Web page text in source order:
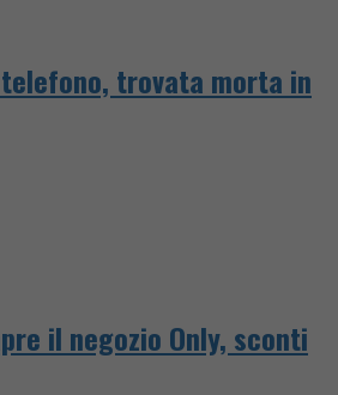
trovata morta in
il negozio Only, sconti